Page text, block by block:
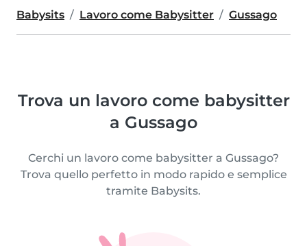
Babysits Lavoro come Babysitter Gussago
Trova un lavoro come babysitter
a Gussago
Cerchi un lavoro come babysitter a Gussago?
Trova quello perfetto in modo rapido e semplice
tramite Babysits.